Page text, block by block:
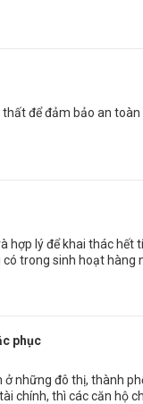
để đảm bảo an toàn
hợp lý để khai thác hết
trong sinh hoạt hàng
phục
những đô thị, thành
chính, thì các căn hộ